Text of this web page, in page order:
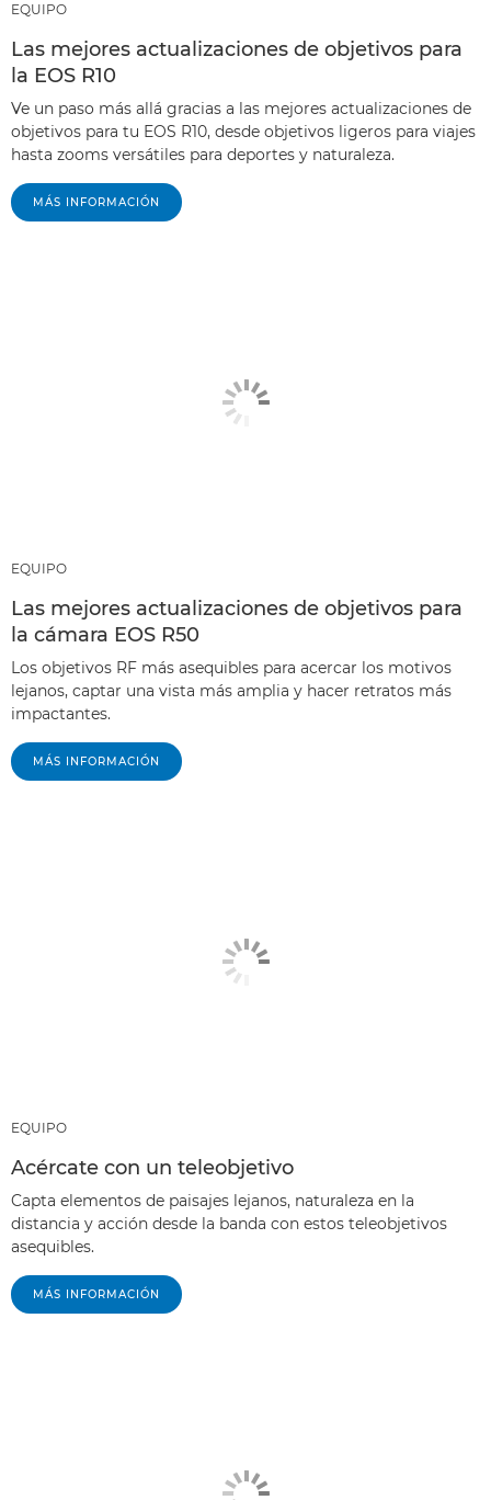
EQUIPO
Las mejores actualizaciones de objetivos para
la EOS R10
Ve un paso más allá gracias a las mejores actualizaciones de
objetivos para tu EOS R10, desde objetivos ligeros para viajes
hasta zooms versátiles para deportes y naturaleza.
MÁS INFORMACIÓN
EQUIPO
Las mejores actualizaciones de objetivos para
la cámara EOS R50
Los objetivos RF más asequibles para acercar los motivos
lejanos, captar una vista más amplia y hacer retratos más
impactantes.
MÁS INFORMACIÓN
EQUIPO
Acércate con un teleobjetivo
Capta elementos de paisajes lejanos, naturaleza en la
distancia y acción desde la banda con estos teleobjetivos
asequibles.
MÁS INFORMACIÓN